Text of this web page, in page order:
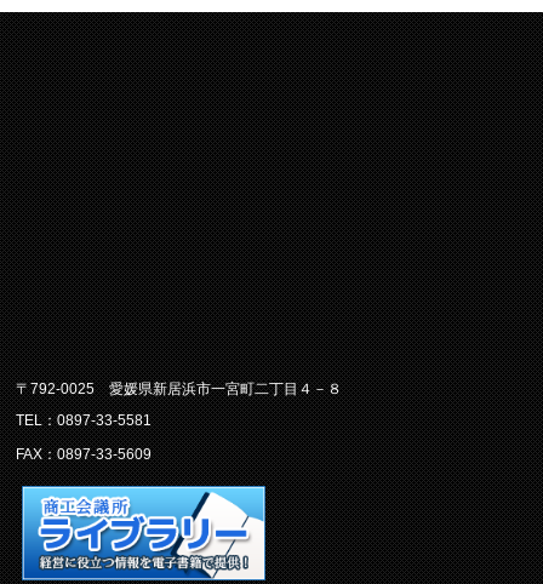
〒792-0025 愛媛県新居浜市一宮町二丁目４－８
TEL：0897-33-5581
FAX：0897-33-5609